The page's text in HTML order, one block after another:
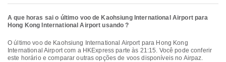
A que horas sai o último voo de Kaohsiung International Airport para
Hong Kong International Airport usando ?
O último voo de Kaohsiung International Airport para Hong Kong
International Airport com a HKExpress parte às 21:15. Você pode conferir
este horário e comparar outras opções de voos disponíveis no Airpaz.